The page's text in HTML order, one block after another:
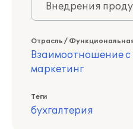
Внедрения
Отрасль /
Взаимоотношение с
маркетинг
Теги
бухгалтерия